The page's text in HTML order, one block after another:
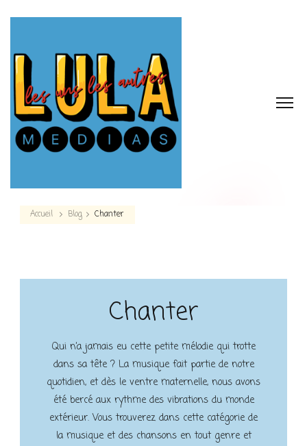
Accueil Blog Chanter
Chanter
Qui n’a jamais eu cette petite mélodie qui trotte
dans sa tête ? La musique fait partie de notre
quotidien, et dès le ventre maternelle, nous avons
été bercé aux rythme des vibrations du monde
extérieur. Vous trouverez dans cette catégorie de
la musique et des chansons en tout genre et